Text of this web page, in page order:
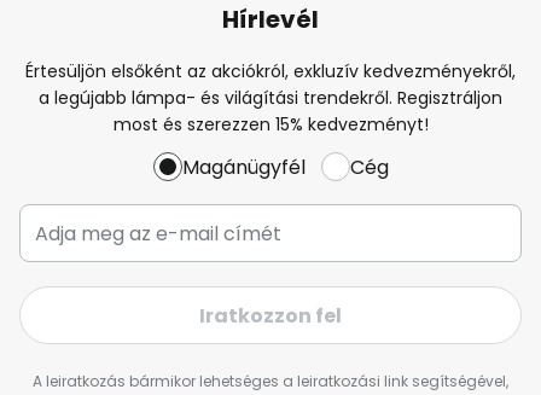
Hírlevél
Értesüljön elsőként az akciókról, exkluzív kedvezményekről,
a legújabb lámpa- és világítási trendekről. Regisztráljon
most és szerezzen 15% kedvezményt!
Magánügyfél Cég
Iratkozzon fel
A leiratkozás bármikor lehetséges a leiratkozási link segítségével,